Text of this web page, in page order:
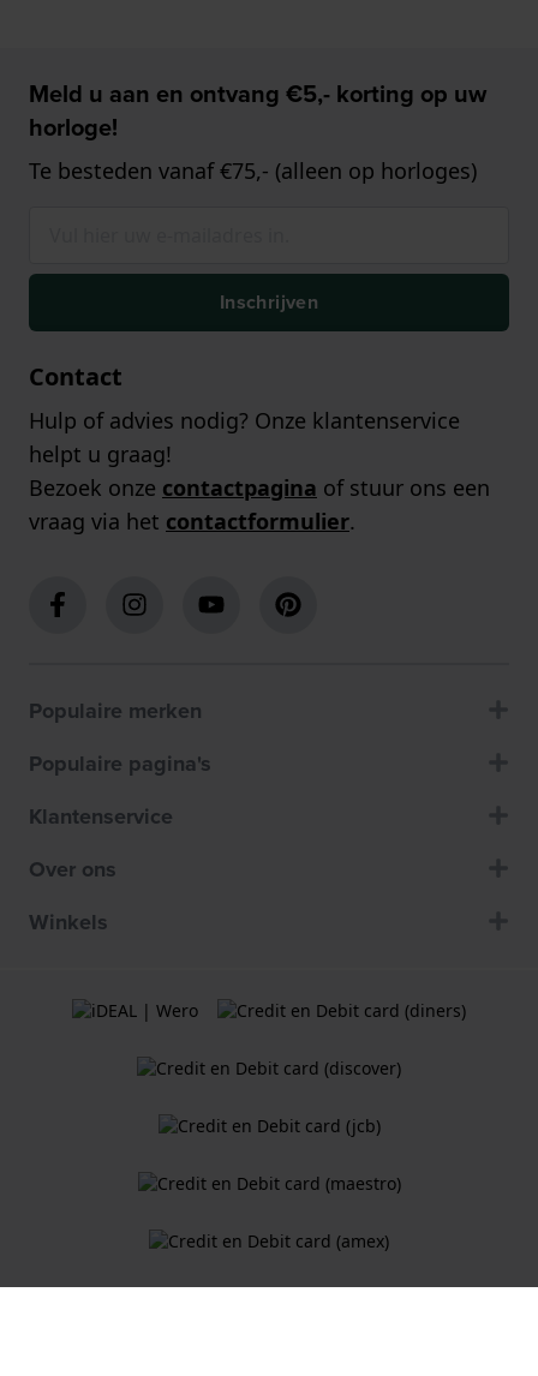
Meld u aan en ontvang €5,- korting op uw
horloge!
Te besteden vanaf €75,- (alleen op horloges)
Inschrijven
Contact
Hulp of advies nodig? Onze klantenservice
helpt u graag!
Bezoek onze contactpagina of stuur ons een
vraag via het contactformulier.
Populaire merken
Populaire pagina's
Klantenservice
Over ons
Winkels